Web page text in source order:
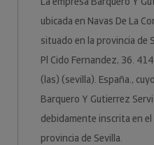
ubicada en Navas De La
situado en la provincia de
Pl Cido Fernandez, 36.
(las) (sevilla). España.,
Barquero Y Gutierrez
debidamente inscrita en
provincia de Sevilla.